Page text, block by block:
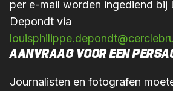
per e-mail worden ingediend bij
Depondt via
AANVRAAG VOOR EEN
Journalisten en fotografen